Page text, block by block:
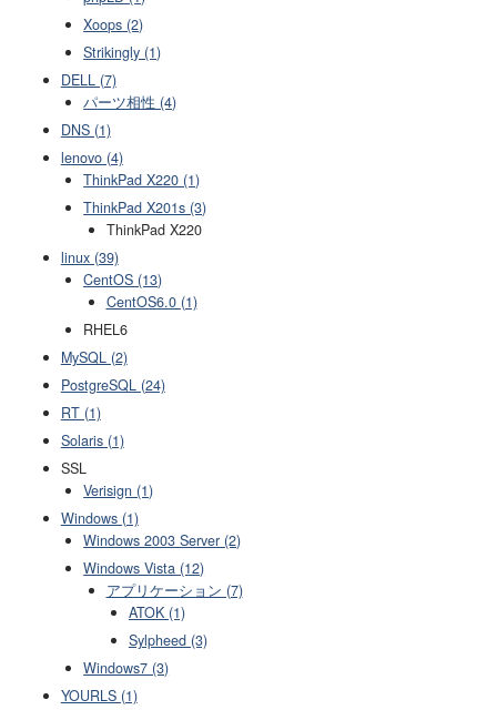
Xoops (2)
Strikingly (1)
DELL (7)
パーツ相性 (4)
DNS (1)
lenovo (4)
ThinkPad X220 (1)
ThinkPad X201s (3)
ThinkPad X220
linux (39)
CentOS (13)
CentOS6.0 (1)
RHEL6
MySQL (2)
PostgreSQL (24)
RT (1)
Solaris (1)
SSL
Verisign (1)
Windows (1)
Windows 2003 Server (2)
Windows Vista (12)
アプリケーション (7)
ATOK (1)
Sylpheed (3)
Windows7 (3)
YOURLS (1)